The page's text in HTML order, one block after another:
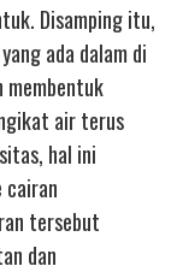
Disamping itu,
ada dalam di
membentuk
air terus
hal ini
cairan
tersebut
dan